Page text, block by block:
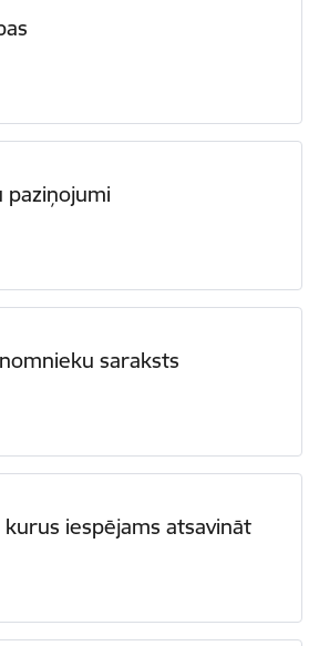
paziņojumi
saraksts
iespējams atsavināt